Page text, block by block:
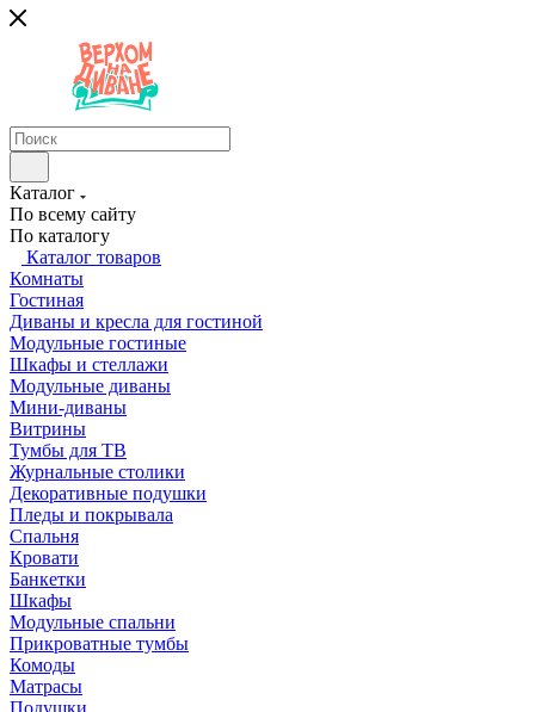
Каталог
По всему сайту
По каталогу
Каталог товаров
Комнаты
Гостиная
Диваны и кресла для гостиной
Модульные гостиные
Шкафы и стеллажи
Модульные диваны
Мини-диваны
Витрины
Тумбы для ТВ
Журнальные столики
Декоративные подушки
Пледы и покрывала
Спальня
Кровати
Банкетки
Шкафы
Модульные спальни
Прикроватные тумбы
Комоды
Матрасы
Подушки